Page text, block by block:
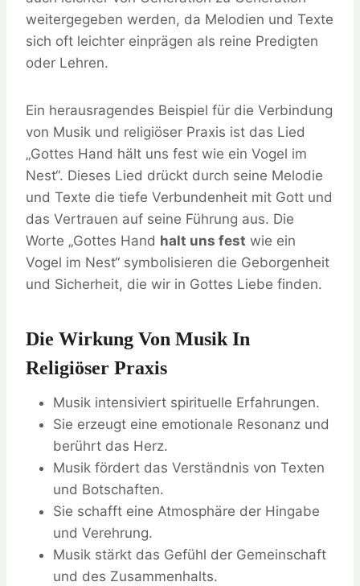
weitergegeben werden, da Melodien und Texte
sich oft leichter einprägen als reine Predigten
oder Lehren.
Ein herausragendes Beispiel für die Verbindung
von Musik und religiöser Praxis ist das Lied
„Gottes Hand hält uns fest wie ein Vogel im
Nest“. Dieses Lied drückt durch seine Melodie
und Texte die tiefe Verbundenheit mit Gott und
das Vertrauen auf seine Führung aus. Die
Worte „Gottes Hand halt uns fest wie ein
Vogel im Nest“ symbolisieren die Geborgenheit
und Sicherheit, die wir in Gottes Liebe finden.
Die Wirkung Von Musik In
Religiöser Praxis
Musik intensiviert spirituelle Erfahrungen.
Sie erzeugt eine emotionale Resonanz und
berührt das Herz.
Musik fördert das Verständnis von Texten
und Botschaften.
Sie schafft eine Atmosphäre der Hingabe
und Verehrung.
Musik stärkt das Gefühl der Gemeinschaft
und des Zusammenhalts.